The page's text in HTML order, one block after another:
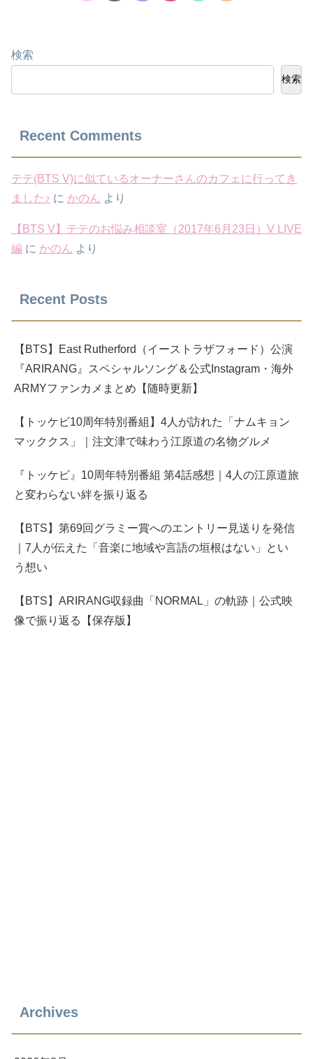
検索
検索
Recent Comments
テテ(BTS V)に似ているオーナーさんのカフェに行ってき
ました♪ に かのん より
【BTS V】テテのお悩み相談室（2017年6月23日）V LIVE
編 に かのん より
Recent Posts
【BTS】East Rutherford（イーストラザフォード）公演
『ARIRANG』スペシャルソング＆公式Instagram・海外
ARMYファンカメまとめ【随時更新】
【トッケビ10周年特別番組】4人が訪れた「ナムキョン
マッククス」｜注文津で味わう江原道の名物グルメ
『トッケビ』10周年特別番組 第4話感想｜4人の江原道旅
と変わらない絆を振り返る
【BTS】第69回グラミー賞へのエントリー見送りを発信
｜7人が伝えた「音楽に地域や言語の垣根はない」とい
う想い
【BTS】ARIRANG収録曲「NORMAL」の軌跡｜公式映
像で振り返る【保存版】
Archives